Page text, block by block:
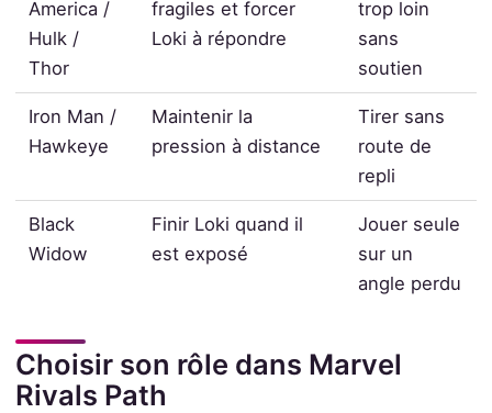
America /
Hulk /
Thor
fragiles et forcer
Loki à répondre
trop loin
sans
soutien
Iron Man /
Hawkeye
Maintenir la
pression à distance
Tirer sans
route de
repli
Black
Widow
Finir Loki quand il
est exposé
Jouer seule
sur un
angle perdu
Choisir son rôle dans Marvel
Rivals Path